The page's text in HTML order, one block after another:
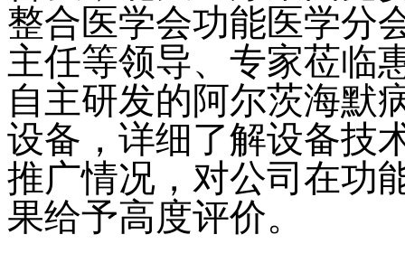
整合医学会功能医学分
主任等领导、专家莅临
自主研发的阿尔茨海默
设备 ，详细了解设备技
推广情况，对公司在功
果给予高度评价。